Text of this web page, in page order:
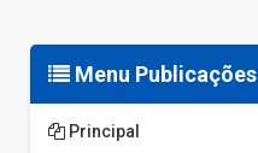
Menu Publicações
Principal